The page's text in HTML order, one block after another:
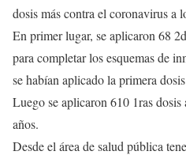
dosis más contra el coronavirus a
En primer lugar, se aplicaron 68
para completar los esquemas de
se habían aplicado la primera
Luego se aplicaron 610 1ras dosis
años.
Desde el área de salud pública